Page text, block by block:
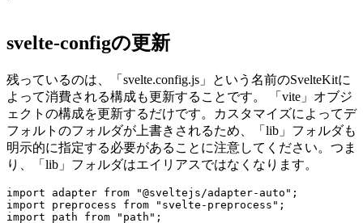
}
svelte-configの更新
残っているのは、「svelte.config.js」という名前のSvelteKitに
よって消費される構成も更新することです。 「vite」オブジ
ェクトの構成を更新するだけです。カスタマイズによってデ
フォルトのフォルダが上書きされるため、「lib」フォルダも
明示的に指定する必要があることに注意してください。つま
り、「lib」フォルダはエイリアスではなくなります。